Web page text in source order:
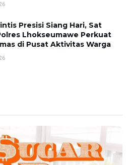
Presisi Siang Hari, Sat
Lhokseumawe Perkuat
di Pusat Aktivitas Warga